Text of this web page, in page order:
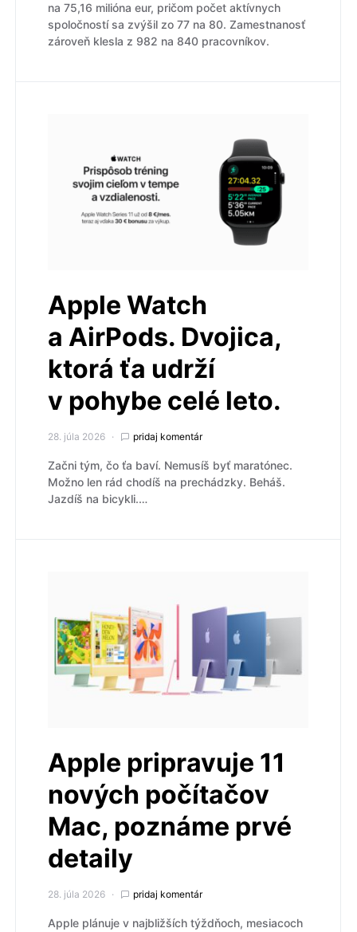
na 75,16 milióna eur, pričom počet aktívnych
spoločností sa zvýšil zo 77 na 80. Zamestnanosť
zároveň klesla z 982 na 840 pracovníkov.
Apple Watch
a AirPods. Dvojica,
ktorá ťa udrží
v pohybe celé leto.
28. júla 2026 pridaj komentár
Začni tým, čo ťa baví. Nemusíš byť maratónec.
Možno len rád chodíš na prechádzky. Beháš.
Jazdíš na bicykli.…
Apple pripravuje 11
nových počítačov
Mac, poznáme prvé
detaily
28. júla 2026 pridaj komentár
Apple plánuje v najbližších týždňoch, mesiacoch